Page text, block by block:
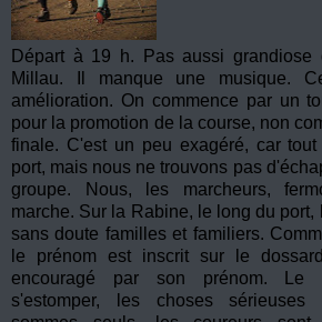
Départ à 19 h. Pas aussi grandiose
Millau. Il manque une musique.
amélioration. On commence par un
pour la promotion de la course, non
finale. C'est un peu exagéré, car
port, mais nous ne trouvons pas
groupe. Nous, les marcheurs,
marche. Sur la Rabine, le long du port,
sans doute familles et familiers.
le prénom est inscrit sur le
encouragé par son prénom. Le
s'estomper, les choses sérieuses